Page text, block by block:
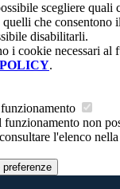
scegliere quali
che consentono
disabilitarli.
i cookie necessari al
.
non
l'elenco